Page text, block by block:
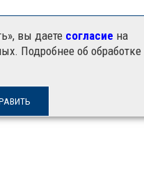
вы даете согласие на
Подробнее об обработке